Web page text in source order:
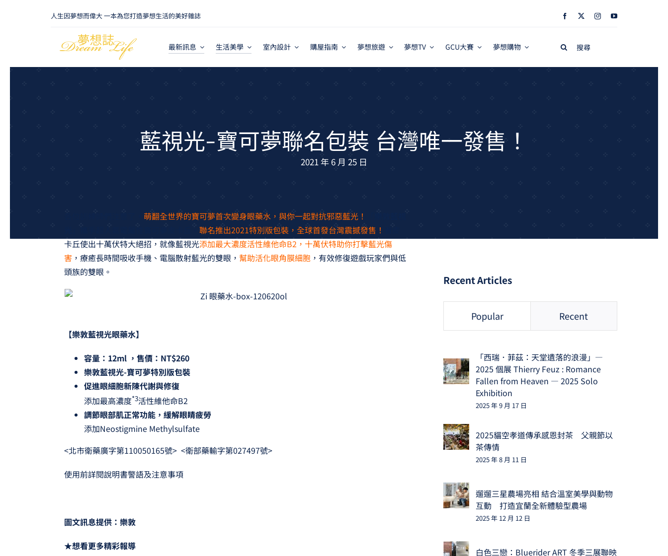
人生因夢想而偉大 一本為您打造夢想生活的美好雜誌
最新訊息 生活美學 室內設計 購屋指南 夢想旅遊 夢想TV GCU大賽 夢想購物
Search
藍視光-寶可夢聯名包裝 台灣唯一發售！
2021 年 6 月 25 日
萌翻全世界的寶可夢首次變身眼藥水，與你一起對抗邪惡藍光！
」攜手超人氣電屬性寶可夢皮卡丘， 聯名推出2021特別版包裝，全球首發台灣震撼發售！
看皮
卡丘使出十萬伏特大絕招，就像藍視光添加最大濃度活性維他命B2，十萬伏特助你打擊藍光傷
害 ，療癒長時間吸收手機、電腦散射藍光的雙眼， 幫助活化眼角膜細胞，有效修復遊戲玩家們與低
頭族的雙眼。
【樂敦藍視光眼藥水】
容量：12ml ，售價：NT$260
樂敦藍視光-寶可夢特別版包裝
促進眼細胞新陳代謝與修復
添加最高濃度*3活性維他命B2
調節眼部肌正常功能，緩解眼睛疲勞
添加Neostigmine Methylsulfate
<北市衛藥廣字第110050165號> <衛部藥輸字第027497號>
使用前詳閱說明書警語及注意事項
圖文訊息提供：樂敦
★想看更多精彩報導
Recent Articles
Popular Recent
「西瑞．菲茲：天堂遺落的浪漫」—
2025 個展 Thierry Feuz : Romance
Fallen from Heaven — 2025 Solo
Exhibition
2025 年 9 月 17 日
2025貓空孝道傳承感恩封茶 父親節以
茶傳情
2025 年 8 月 11 日
遛遛三星農場亮相 結合溫室美學與動物
互動 打造宜蘭全新體驗型農場
2025 年 12 月 12 日
白色三戀：Bluerider ART 冬季三展聯映